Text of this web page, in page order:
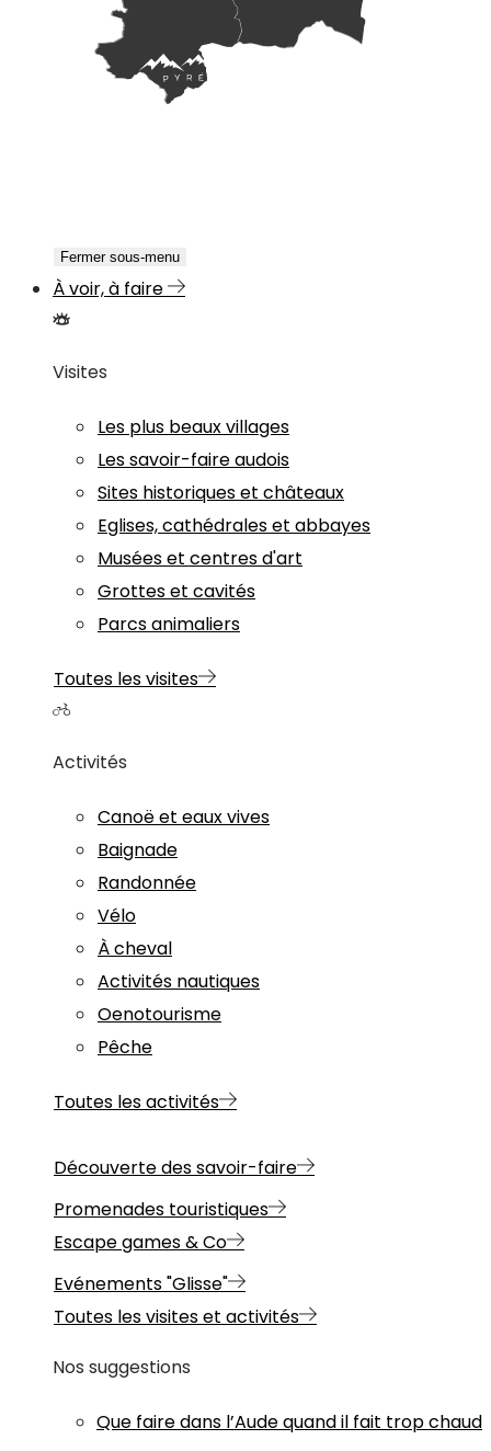
Fermer sous-menu
À voir, à faire
Visites
Les plus beaux villages
Les savoir-faire audois
Sites historiques et châteaux
Eglises, cathédrales et abbayes
Musées et centres d'art
Grottes et cavités
Parcs animaliers
Toutes les visites
Activités
Canoë et eaux vives
Baignade
Randonnée
Vélo
À cheval
Activités nautiques
Oenotourisme
Pêche
Toutes les activités
Découverte des savoir-faire
Promenades touristiques
Escape games & Co
Evénements "Glisse"
Toutes les visites et activités
Nos suggestions
Que faire dans l’Aude quand il fait trop chaud